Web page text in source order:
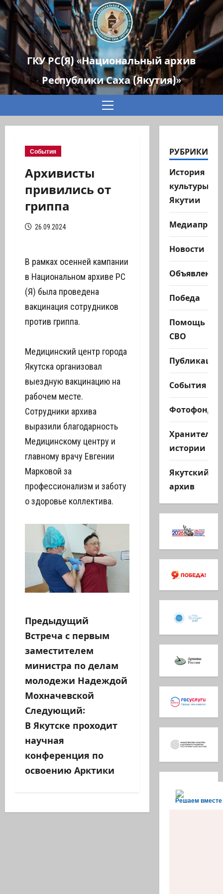
ГКУ РС(Я) «Национальный архив
Республики Саха (Якутия)»
Основное
События
Архивисты
привились от
гриппа
26.09.2024
В рамках осенней кампании
в Национальном архиве РС
(Я) была проведена
вакцинация сотрудников
против гриппа.
Медицинский центр города
Якутска организовал
выездную вакцинацию на
рабочем месте.
Сотрудники архива
выразили благодарность
Медицинскому центру и
главному врачу Евгении
Марковой за
профессионализм и заботу
о здоровье коллектива.
Н
а
в
и
г
а
ц
и
з
Предыдущий
Встреча с первым
заместителем
министра по делам
молодежи Надеждой
Мохначевской
Следующий:
В Якутске проходит
научная
конференция по
освоению Арктики
РУБРИКИ
История
культуры
Якутии
Новости
Объявления
Победа
Помощь
СВО
Публикации
События
Фотофонд
Хранители
истории
Якутский
архив
Решаем вместе